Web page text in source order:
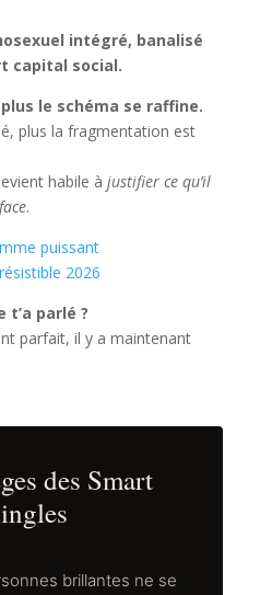
intégré, banalisé
capital social.
le schéma se raffine.
plus la fragmentation est
habile à justifier ce qu’il
.
puissant
2026
t’a parlé ?
parfait, il y a maintenant
des Smart
brillantes ne se